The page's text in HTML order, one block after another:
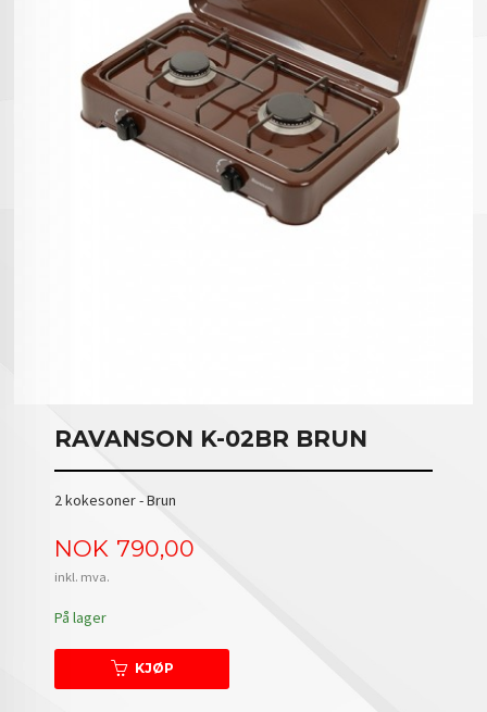
RAVANSON K-02BR BRUN
2 kokesoner - Brun
Pris
NOK 790,00
inkl. mva.
På lager
KJØP